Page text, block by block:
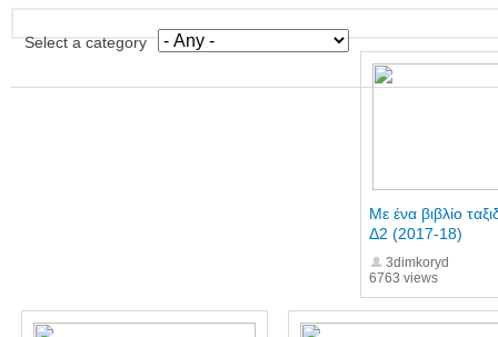
Select a category
6763 views
Με ένα βιβλίο
Δ2 (2017-18)
3dimkoryd